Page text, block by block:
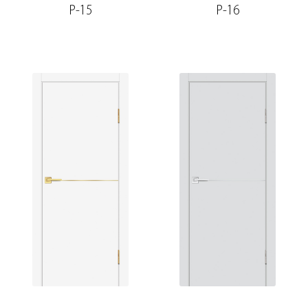
P-15 P-16